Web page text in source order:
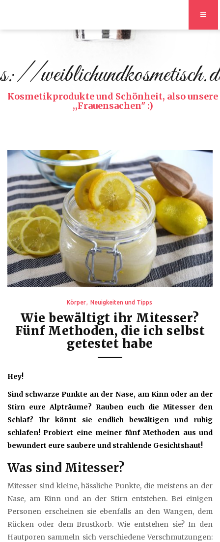
s://
Kosmetikprodukte und Schönheit, also unsere
,,Frauensachen" :)
Körper Neuigkeiten und Tipps
Wie bewältigt ihr Mitesser?
Fünf Methoden, die ich selbst
getestet habe
Hey!
Sind schwarze Punkte an der Nase, am Kinn oder an der
Stirn eure Alpträume? Rauben euch die Mitesser den
Schlaf? Ihr könnt sie endlich bewältigen und ruhig
schlafen! Probiert eine meiner fünf Methoden aus und
bewundert eure saubere und strahlende Gesichtshaut!
Was sind Mitesser?
Mitesser sind kleine, hässliche Punkte, die meistens an der
Nase, am Kinn und an der Stirn entstehen. Bei einigen
Personen erscheinen sie ebenfalls an den Wangen, dem
Rücken oder dem Brustkorb. Wie entstehen sie? In den
Hautporen sammeln sich verschiedene Verschmutzungen: